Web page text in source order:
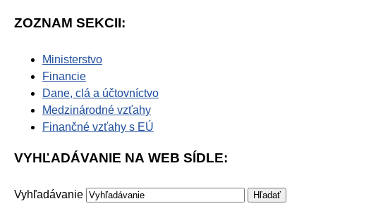
ZOZNAM SEKCII:
Ministerstvo
Financie
Dane, clá a účtovníctvo
Medzinárodné vzťahy
Finančné vzťahy s EÚ
VYHĽADÁVANIE NA WEB SÍDLE:
Vyhľadávanie